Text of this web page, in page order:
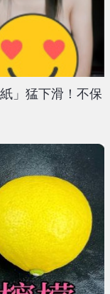
」猛下滑！不保